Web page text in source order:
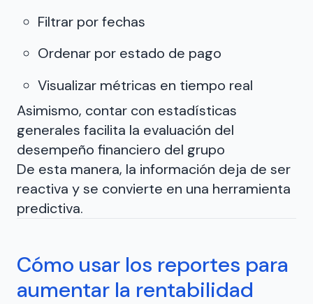
Filtrar por fechas
Ordenar por estado de pago
Visualizar métricas en tiempo real
Asimismo, contar con estadísticas
generales facilita la evaluación del
desempeño financiero del grupo
De esta manera, la información deja de ser
reactiva y se convierte en una herramienta
predictiva.
Cómo usar los reportes para
aumentar la rentabilidad